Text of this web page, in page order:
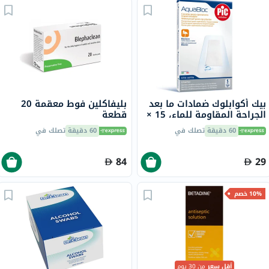
بيك أكوابلوك ضمادات ما بعد
الجراحة المقاومة للماء، 15 ×
10 سم، 5 ضمادات 60 دقيقة تصلك في
29
بليفاكلين فوط معقمة 20
قطعة
60 دقيقة تصلك في
84
10% خصم
أقل سعر من 30 يوم